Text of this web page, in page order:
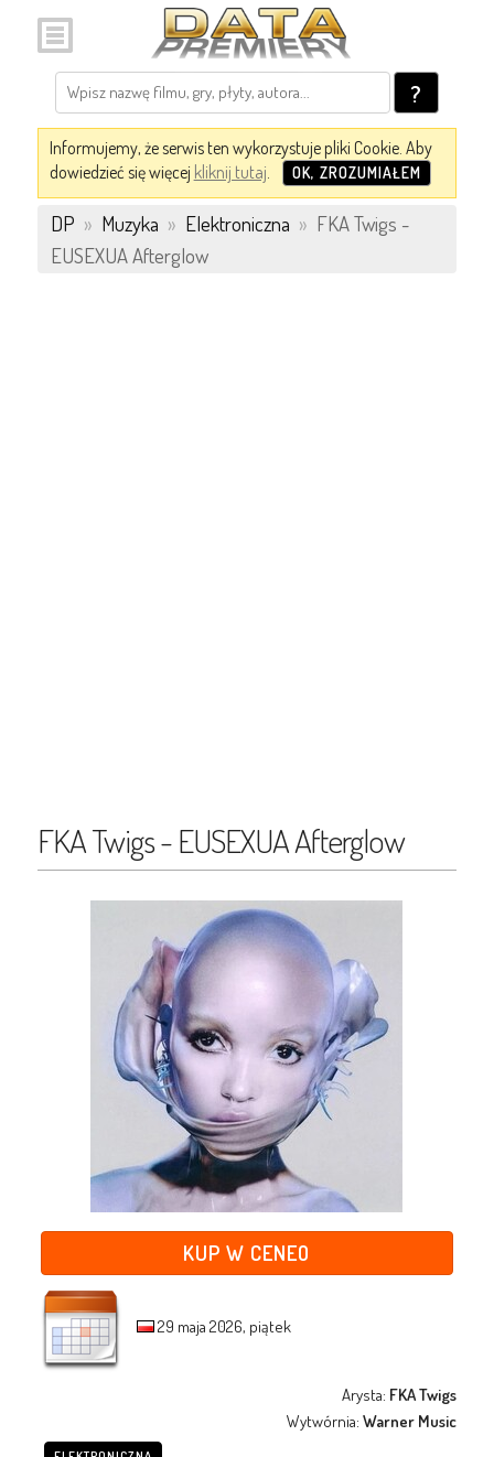
?
Informujemy, że serwis ten wykorzystuje pliki Cookie. Aby
dowiedzieć się więcej kliknij tutaj. OK, ZROZUMIAŁEM
DP » Muzyka » Elektroniczna » FKA Twigs -
EUSEXUA Afterglow
FKA Twigs - EUSEXUA Afterglow
KUP W CENEO
29 maja 2026, piątek
Arysta: FKA Twigs
Wytwórnia:Warner Music